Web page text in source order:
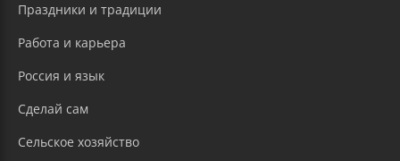
Праздники и традиции
Работа и карьера
Россия и язык
Сделай сам
Сельское хозяйство